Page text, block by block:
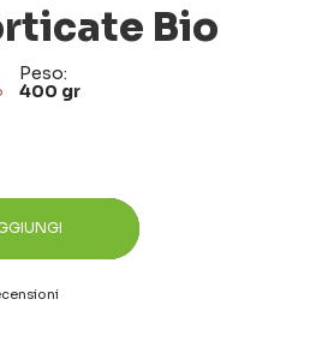
Bio
Peso:
400 gr